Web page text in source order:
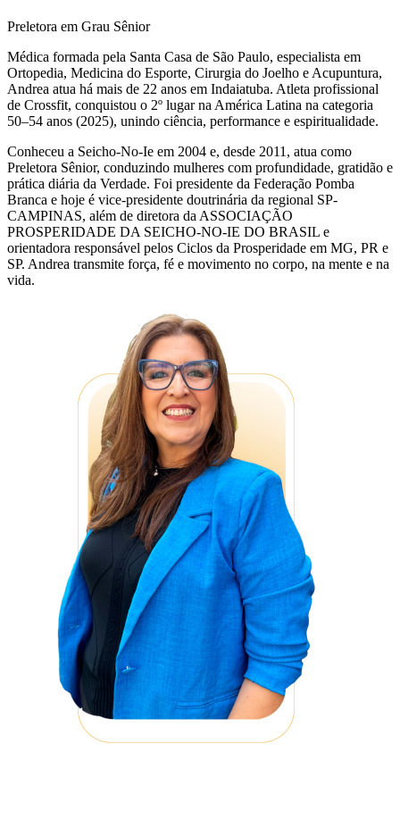
Preletora em Grau Sênior
Médica formada pela Santa Casa de São Paulo, especialista em
Ortopedia, Medicina do Esporte, Cirurgia do Joelho e Acupuntura,
Andrea atua há mais de 22 anos em Indaiatuba. Atleta profissional
de Crossfit, conquistou o 2º lugar na América Latina na categoria
50–54 anos (2025), unindo ciência, performance e espiritualidade.
Conheceu a Seicho-No-Ie em 2004 e, desde 2011, atua como
Preletora Sênior, conduzindo mulheres com profundidade, gratidão e
prática diária da Verdade. Foi presidente da Federação Pomba
Branca e hoje é vice-presidente doutrinária da regional SP-
CAMPINAS, além de diretora da ASSOCIAÇÃO
PROSPERIDADE DA SEICHO-NO-IE DO BRASIL e
orientadora responsável pelos Ciclos da Prosperidade em MG, PR e
SP. Andrea transmite força, fé e movimento no corpo, na mente e na
vida.